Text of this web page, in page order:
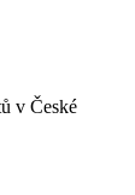
v České